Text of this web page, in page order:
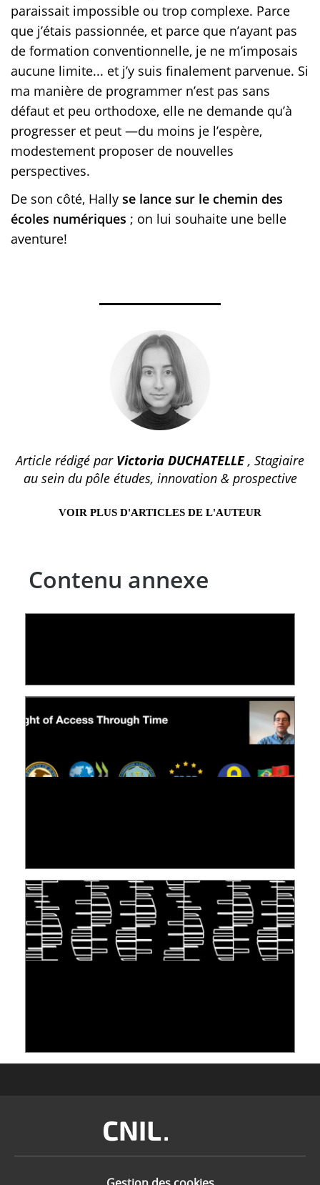
paraissait impossible ou trop complexe. Parce
que j’étais passionnée, et parce que n’ayant pas
de formation conventionnelle, je ne m’imposais
aucune limite... et j’y suis finalement parvenue. Si
ma manière de programmer n’est pas sans
défaut et peu orthodoxe, elle ne demande qu’à
progresser et peut —du moins je l’espère,
modestement proposer de nouvelles
perspectives.
De son côté, Hally se lance sur le chemin des
écoles numériques ; on lui souhaite une belle
aventure!
Article rédigé par Victoria DUCHATELLE, Stagiaire
au sein du pôle études, innovation & prospective
VOIR PLUS D'ARTICLES DE L'AUTEUR
Contenu annexe
Image